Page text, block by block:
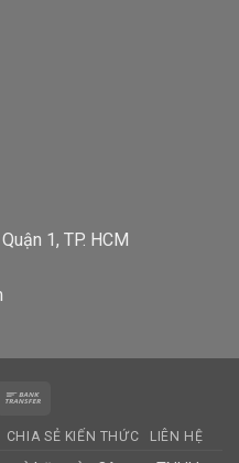
1, TP. HCM
CHIA SẺ KIẾN THỨC LIÊN HỆ